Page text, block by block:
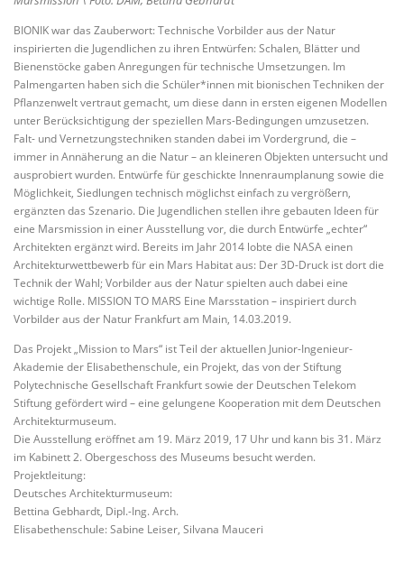
BIONIK war das Zauberwort: Technische Vorbilder aus der Natur
inspirierten die Jugendlichen zu ihren Entwürfen: Schalen, Blätter und
Bienenstöcke gaben Anregungen für technische Umsetzungen. Im
Palmengarten haben sich die Schüler*innen mit bionischen Techniken der
Pflanzenwelt vertraut gemacht, um diese dann in ersten eigenen Modellen
unter Berücksichtigung der speziellen Mars-Bedingungen umzusetzen.
Falt- und Vernetzungstechniken standen dabei im Vordergrund, die –
immer in Annäherung an die Natur – an kleineren Objekten untersucht und
ausprobiert wurden. Entwürfe für geschickte Innenraumplanung sowie die
Möglichkeit, Siedlungen technisch möglichst einfach zu vergrößern,
ergänzten das Szenario. Die Jugendlichen stellen ihre gebauten Ideen für
eine Marsmission in einer Ausstellung vor, die durch Entwürfe „echter“
Architekten ergänzt wird. Bereits im Jahr 2014 lobte die NASA einen
Architekturwettbewerb für ein Mars Habitat aus: Der 3D-Druck ist dort die
Technik der Wahl; Vorbilder aus der Natur spielten auch dabei eine
wichtige Rolle. MISSION TO MARS Eine Marsstation – inspiriert durch
Vorbilder aus der Natur Frankfurt am Main, 14.03.2019.
Das Projekt „Mission to Mars“ ist Teil der aktuellen Junior-Ingenieur-
Akademie der Elisabethenschule, ein Projekt, das von der Stiftung
Polytechnische Gesellschaft Frankfurt sowie der Deutschen Telekom
Stiftung gefördert wird – eine gelungene Kooperation mit dem Deutschen
Architekturmuseum.
Die Ausstellung eröffnet am 19. März 2019, 17 Uhr und kann bis 31. März
im Kabinett 2. Obergeschoss des Museums besucht werden.
Projektleitung:
Deutsches Architekturmuseum:
Bettina Gebhardt, Dipl.-Ing. Arch.
Elisabethenschule: Sabine Leiser, Silvana Mauceri